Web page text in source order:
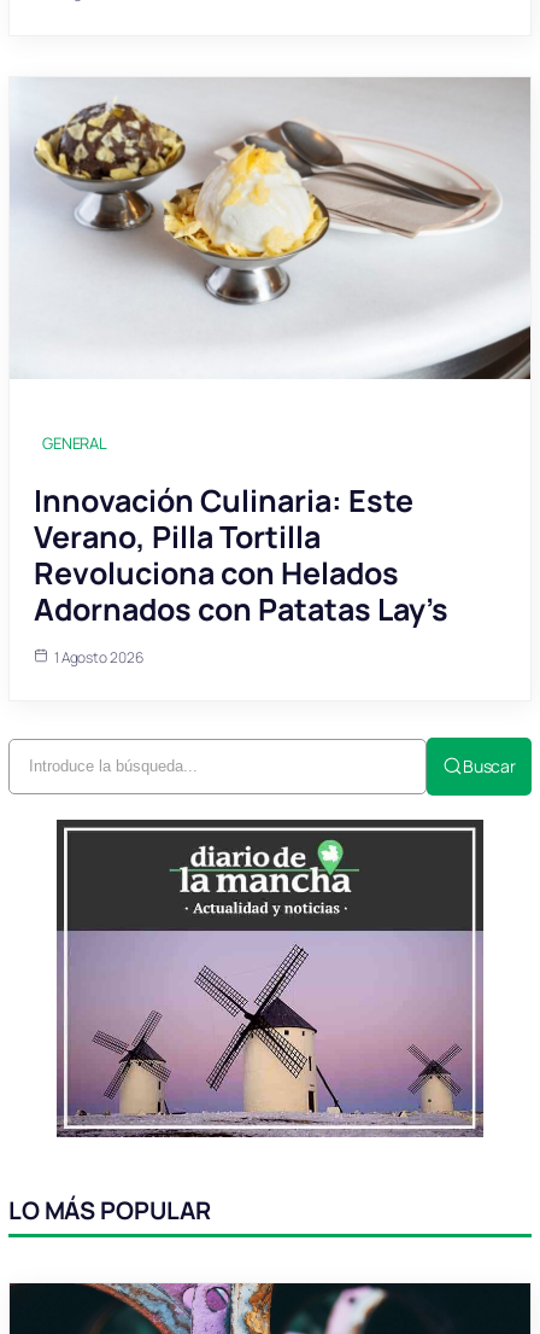
GENERAL
Innovación Culinaria: Este
Verano, Pilla Tortilla
Revoluciona con Helados
Adornados con Patatas Lay’s
1 Agosto 2026
Buscar
LO MÁS POPULAR